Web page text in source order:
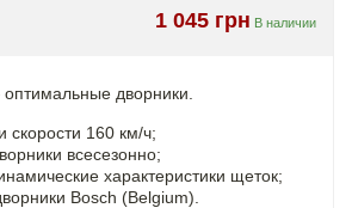
1 045 грн В наличии
оптимальные дворники.
скорости 160 км/ч;
всесезонно;
характеристики щеток;
Bosch (Belgium).